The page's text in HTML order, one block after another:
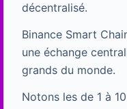
décentralisé.
Binance Smart
une échange
grands du monde.
Notons les de 1 à